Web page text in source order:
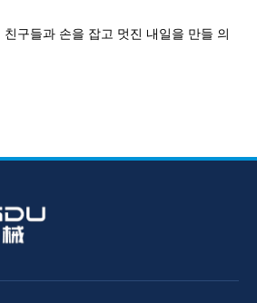
구들과 손을 잡고 멋진 내일을 만들 의